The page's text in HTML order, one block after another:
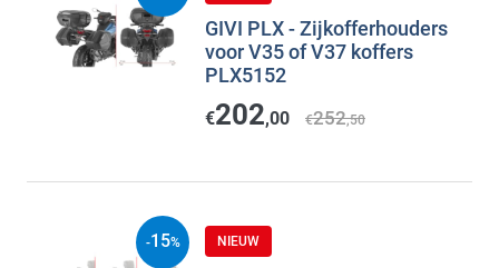
GIVI PLX - Zijkofferhouders
voor V35 of V37 koffers
PLX5152
€202,00 €252,50
NIEUW
-15%